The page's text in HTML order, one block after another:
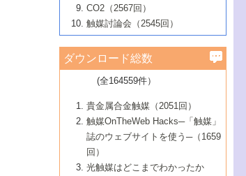
6号 イオニクス材料と燃料電池・電解合成
の最新の研究動向
B号 第117回触媒討論会（2016年・大阪府
立大学）
6号 ナノシート
B号 第115回触媒討論会（2015年・成蹊大
6号 ポリオキソメタレート
B号 第113回触媒討論会（2014年・ロワジ
ールホテル豊橋）
6号 ナノ空間─吸着状態解析から新機能開拓
B号 第111回触媒討論会（2013年・関西大
5号 光触媒による物質変換反応の新展開
6号 グラフェン
7号 水素を利用する化成品合成の新潮流
5号 不活性結合の触媒的活性化による有機
合成
6号 新しい固体酸触媒技術
7号 ゼオライト合成における最近の進歩
4号 活性サイトおよびその環境の精密な設
計による触媒の高機能化
5号 触媒を有効に使うための技術
7号 有機分子触媒による精密有機合成
8号 高機能化ポリオレフィンに向けた重合
触媒の最近の進展
3号 環境浄化用光触媒の現状と課題
4号 水素社会の実現に向けた水素製造・貯
蔵技術の進歩
5号 CO2が関わる触媒・材料
7号 持続可能社会実現のための触媒および
触媒関連技術
そして未来
2号 第101回触媒討論会
4号 錯体を利用したユニークな表面構造の
構築と機能
5号 若手会員による触媒研究の未来展望1：
企業編
6号 第102回触媒討論会
7号 触媒・化学反応における計算化学の進
1号 含フッ素化合物の合成と触媒
2号 第99回触媒討論会
3号 実用的ファインケミカル合成プロセス
を実現する触媒
5号 こんな物質，あんな物質―新たな触媒
の可能性―
7号 『結晶の化学』を活かした触媒研究
▼48巻（2006年）
1号 固体酸触媒の最近の進歩
2号 第97回触媒討論会
3号 リビング重合触媒の最近の展開
5号 水素製造・貯蔵のための触媒技術の新
しい展開
6号 第98回触媒討論会
7号 基礎化学品製造の触媒技術
1号 最近の触媒担体とその効果
2号 第95回触媒討論会
4号 水分解用光触媒材料
5号 時間分解分光の進歩と応用
6号 第96回触媒討論会
▼46巻（2004年）
1号 部分酸化反応触媒の最前線
2号 第93回触媒討論会
3号 特殊エネルギー場の触媒反応
4号 生体内における金属の触媒作用
5号 ファインケミカルズの展開に寄与する
▼45巻（2003年）
1号 なぜこの触媒が良いのか？
2号 第91回触媒討論会
3号 最近の自動車排ガス処理技術
4号 触媒研究の現状と将来─第90回触媒討論
▼44巻（2002年）
1号 高次制御された触媒の化学
2号 第89回触媒討論会
3号 触媒を利用した電気化学の新展開
▼43巻（2001年）
1号 グリーンケミストリーと触媒
2号 第87回触媒討論会特集号
▼42巻（2000年）
1号 触媒反応工学の明日を拓く
▼41巻（1999年）
CO2（2567回）
触媒討論会（2545回）
ダウンロード総数
(全164559件）
貴金属合金触媒（2051回）
触媒OnTheWeb Hacks─「触媒」
誌のウェブサイトを使う─（1659
回）
光触媒はどこまでわかったか